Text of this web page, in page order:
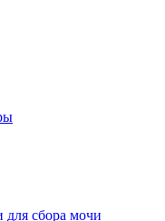
сбора мочи